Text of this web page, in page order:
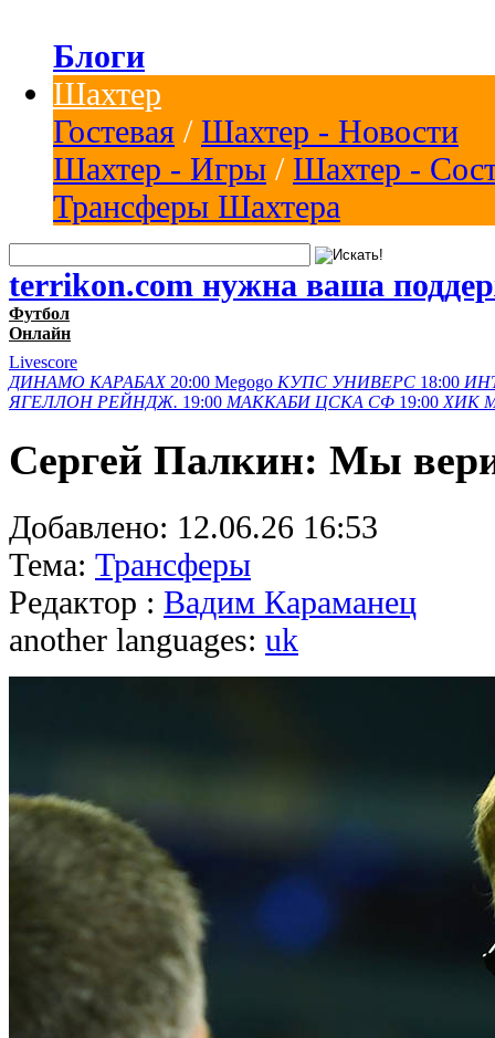
Блоги
Шахтер
Гостевая / Шахтер - Новости
Шахтер - Игры / Шахтер -
Трансферы Шахтера
terrikon.com нужна ваша
Футбол
Онлайн
Livescore
ДИНАМО КАРАБАХ 20:00 Megogo КУПС УНИВЕРС 18:00
ЯГЕЛЛОН РЕЙНДЖ. 19:00 МАККАБИ ЦСКА СФ 19:00 ХИК
Сергей Палкин: Мы
Добавлено: 12.06.26 16:53
Тема: Трансферы
Редактор : Вадим Караманец
another languages: uk